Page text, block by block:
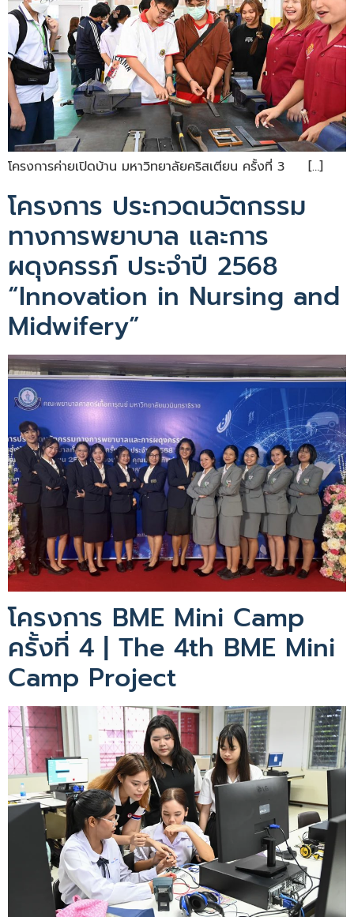
โครงการค่ายเปิดบ้าน มหาวิทยาลัยคริสเตียน ครั้งที่ 3 […]
โครงการ ประกวดนวัตกรรม
ทางการพยาบาล และการ
ผดุงครรภ์ ประจำปี 2568
“Innovation in Nursing and
Midwifery”
โครงการ BME Mini Camp
ครั้งที่ 4 | The 4th BME Mini
Camp Project